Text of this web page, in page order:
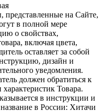
на Сайте,
в полной мере
о свойствах,
включая цвета,
оставляет за собой
дизайн и
уведомления.
должен обратиться к
Товара.
в инструкции и
в России: Хитачи